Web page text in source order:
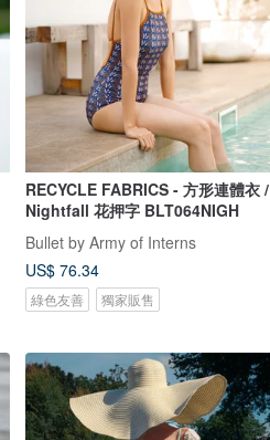
RECYCLE FABRICS - 方形連體衣 /
Nightfall 花押字 BLT064NIGH
Bullet by Army of Interns
US$ 76.34
綠色友善 獨家販售